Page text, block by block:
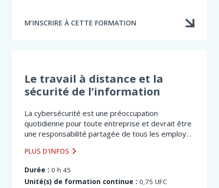
M’INSCRIRE À CETTE FORMATION
Le travail à distance et la
sécurité de l’information
La cybersécurité est une préoccupation
quotidienne pour toute entreprise et devrait être
une responsabilité partagée de tous les employés
adopter les bons gestes pour protéger les...
PLUS D'INFOS
Durée : 0 h 45
Unité(s) de formation continue : 0,75 UFC